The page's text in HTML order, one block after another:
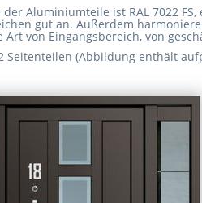
der Aluminiumteile ist RAL 7022
gut an. Außerdem
Art von Eingangsbereich, von
Seitenteilen (Abbildung enthält